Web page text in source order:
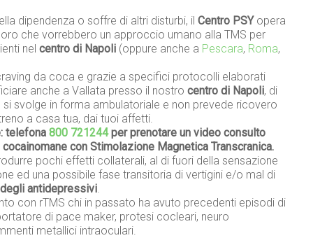
dipendenza o soffre di altri disturbi, il Centro PSYopera
che vorrebbero un approccio umano alla TMS per
nel centro di Napoli (oppure anche a Pescara, Roma,
da coca e grazie a specifici protocolli elaborati
anche a Vallata presso il nostro centro di Napoli, di
svolge in forma ambulatoriale e non prevede ricovero
a casa tua, dai tuoi affetti.
telefona 800 721244per prenotare un video consulto
con Stimolazione Magnetica Transcranica.
pochi effetti collaterali, al di fuori della sensazione
ed una possibile fase transitoria di vertigini e/o mal di
antidepressivi.
con rTMS chi in passato ha avuto precedenti episodi di
di pace maker, protesi cocleari, neuro
metallici intraoculari.